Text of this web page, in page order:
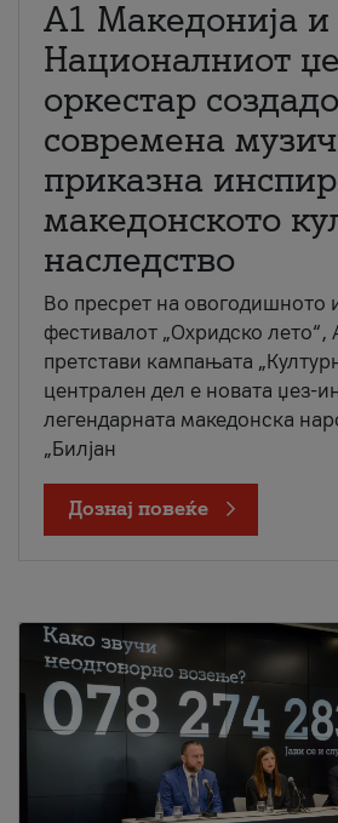
А1 Македонија и
Националниот
оркестар
современа
приказна
македонското
наследство
Во пресрет на овогодишното
фестивалот „Охридско лето“,
претстави кампањата
централен дел е новата џез-
легендарната македонска
„Билјан
Дознај повеќе